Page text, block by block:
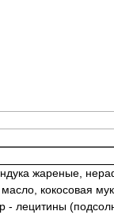
жареные,
кокосовая
- лецитины